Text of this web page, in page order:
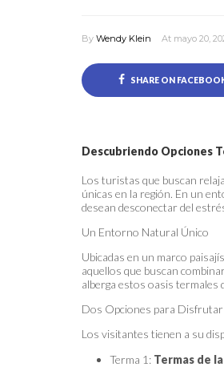
By Wendy Klein At mayo 20,
SHARE ON
Descubriendo Opciones
Los turistas que buscan
únicas en la región. En un
desean desconectar del
Un Entorno Natural Único
Ubicadas en un marco
aquellos que buscan
alberga estos oasis termales
Dos Opciones para Disfrutar
Los visitantes tienen a su
Terma 1: Termas de